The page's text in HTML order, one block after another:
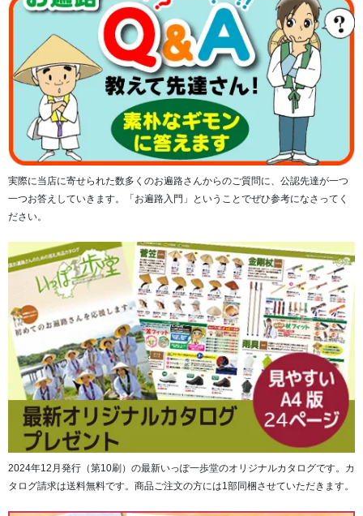
■追加オプション
※速乾タイプ遍路笠サポーター「さわやか 笠フィット」
とのお得なセット購入で200円OFF！
「かんたん取付 さわやか笠フィット Ver.5 ホワイト
（通常価格1,500円→1,300円）」
※単品購入はコチラから
「かんたん取付 さわやか笠フィット Ver.5 モカブラウ
ン （通常価格1,800円→1,600円）」
※単品購入はコチラから
実際に当店に寄せられた数多くのお遍路さんからのご質問に、公認先達が一つ
一つお答えしていきます。「お遍路入門」ということでぜひ参考になさってく
ださい。
2024年12月発行（第10刷）の最新いっぽ一歩堂のオリジナルカタログです。カ
タログ請求は送料無料です。商品ご注文の方には1部同梱させていただきます。